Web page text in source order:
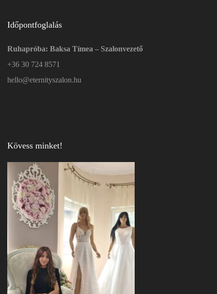
Időpontfoglalás
Ruhapróba: Baksa Tímea – Szalonvezető
+36 30 724 8571
hello@eternityszalon.hu
Kövess minket!